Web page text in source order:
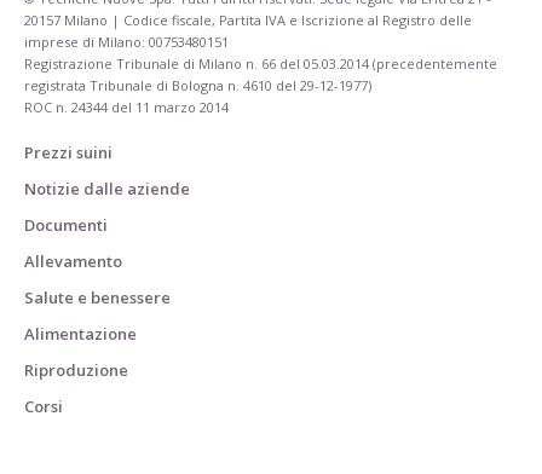
20157 Milano | Codice fiscale, Partita IVA e Iscrizione al Registro delle
imprese di Milano: 00753480151
Registrazione Tribunale di Milano n. 66 del 05.03.2014 (precedentemente
registrata Tribunale di Bologna n. 4610 del 29-12-1977)
ROC n. 24344 del 11 marzo 2014
Prezzi suini
Notizie dalle aziende
Documenti
Allevamento
Salute e benessere
Alimentazione
Riproduzione
Corsi